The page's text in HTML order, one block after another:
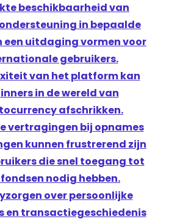
beschikbaarheid van
in bepaalde
een uitdaging vormen voor
gebruikers.
van het platform kan
in de wereld van
afschrikken.
vertragingen bij opnames
kunnen frustrerend zijn
die snel toegang tot
nodig hebben.
over persoonlijke
en transactiegeschiedenis